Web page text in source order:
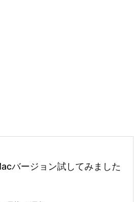
バージョン試してみました